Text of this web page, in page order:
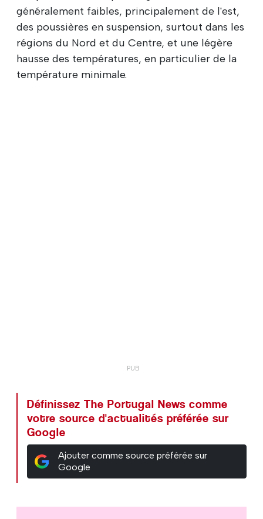
généralement faibles, principalement de l'est,
des poussières en suspension, surtout dans les
régions du Nord et du Centre, et une légère
hausse des températures, en particulier de la
température minimale.
Définissez The Portugal News comme
votre source d'actualités préférée sur
Google
Ajouter comme source préférée sur
Google